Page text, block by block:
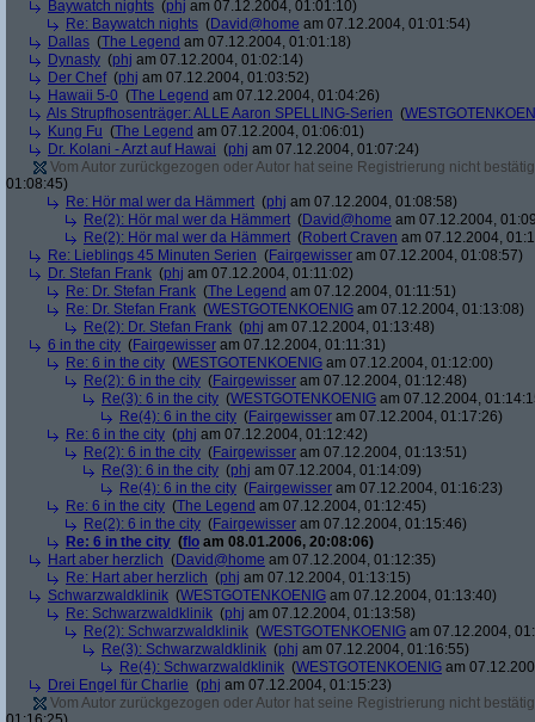
Baywatch nights (phj am 07.12.2004, 01:01:10)
Re: Baywatch nights (David@home am 07.12.2004, 01:01:54)
Dallas (The Legend am 07.12.2004, 01:01:18)
Dynasty (phj am 07.12.2004, 01:02:14)
Der Chef(phj am 07.12.2004, 01:03:52)
Hawaii 5-0 (The Legend am 07.12.2004, 01:04:26)
Als Strupfhosenträger: ALLE Aaron SPELLING-Serien (
Kung Fu (The Legend am 07.12.2004, 01:06:01)
Dr. Kolani - Arzt auf Hawai (phj am 07.12.2004, 01:07:24)
Vom Autor zurückgezogen oder Autor hat seine Registrierung nicht
01:08:45)
Re: Hör mal wer da Hämmert (phj am 07.12.2004, 01:08:58)
Re(2): Hör mal wer da Hämmert (David@home am 07.12.2004,
Re(2): Hör mal wer da Hämmert (Robert Craven am 07.12.2004,
Re: Lieblings 45 Minuten Serien (Fairgewisser am 07.12.2004, 01:08:57)
Dr. Stefan Frank (phj am 07.12.2004, 01:11:02)
Re: Dr. Stefan Frank (The Legend am 07.12.2004, 01:11:51)
Re: Dr. Stefan Frank (WESTGOTENKOENIG am 07.12.2004, 01:13:08)
Re(2): Dr. Stefan Frank (phj am 07.12.2004, 01:13:48)
6 in the city (Fairgewisser am 07.12.2004, 01:11:31)
Re: 6 in the city (WESTGOTENKOENIG am 07.12.2004, 01:12:00)
Re(2): 6 in the city (Fairgewisser am 07.12.2004, 01:12:48)
Re(3): 6 in the city (WESTGOTENKOENIG am 07.12.2004,
Re(4): 6 in the city (Fairgewisser am 07.12.2004, 01:17:26)
Re: 6 in the city (phj am 07.12.2004, 01:12:42)
Re(2): 6 in the city (Fairgewisser am 07.12.2004, 01:13:51)
Re(3): 6 in the city (phj am 07.12.2004, 01:14:09)
Re(4): 6 in the city (Fairgewisser am 07.12.2004, 01:16:23)
Re: 6 in the city (The Legend am 07.12.2004, 01:12:45)
Re(2): 6 in the city (Fairgewisser am 07.12.2004, 01:15:46)
Re: 6 in the city (flo am 08.01.2006, 20:08:06)
Hart aber herzlich (David@home am 07.12.2004, 01:12:35)
Re: Hart aber herzlich (phj am 07.12.2004, 01:13:15)
Schwarzwaldklinik (WESTGOTENKOENIG am 07.12.2004, 01:13:40)
Re: Schwarzwaldklinik (phj am 07.12.2004, 01:13:58)
Re(2): Schwarzwaldklinik (WESTGOTENKOENIG am 07.12.2004,
Re(3): Schwarzwaldklinik (phj am 07.12.2004, 01:16:55)
Re(4): Schwarzwaldklinik (WESTGOTENKOENIG am
Drei Engel für Charlie (phj am 07.12.2004, 01:15:23)
Vom Autor zurückgezogen oder Autor hat seine Registrierung nicht